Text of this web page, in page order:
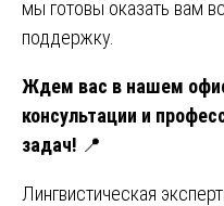
мы готовы оказать вам
поддержку.
Ждем вас в нашем
консультации и
задач! 📍
Лингвистическая